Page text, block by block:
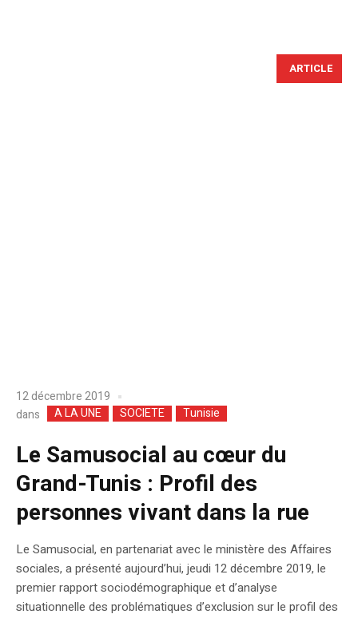
ARTICLE
12 décembre 2019
dans
A LA UNE SOCIETE Tunisie
Le Samusocial au cœur du
Grand-Tunis : Profil des
personnes vivant dans la rue
Le Samusocial, en partenariat avec le ministère des Affaires
sociales, a présenté aujourd’hui, jeudi 12 décembre 2019, le
premier rapport sociodémographique et d’analyse
situationnelle des problématiques d’exclusion sur le profil des